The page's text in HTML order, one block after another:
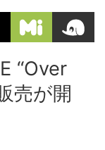
“Over
売が開